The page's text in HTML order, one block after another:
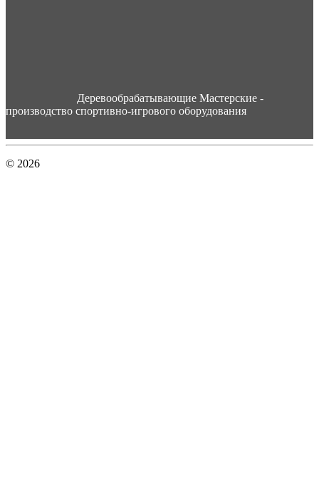
Деревообрабатывающие Мастерские -
производство спортивно-игрового оборудования
© 2026